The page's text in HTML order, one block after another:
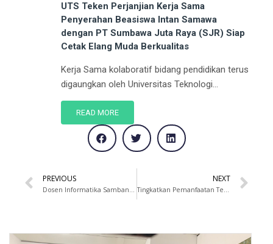
UTS Teken Perjanjian Kerja Sama
Penyerahan Beasiswa Intan Samawa
dengan PT Sumbawa Juta Raya (SJR) Siap
Cetak Elang Muda Berkualitas
Kerja Sama kolaboratif bidang pendidikan terus
digaungkan oleh Universitas Teknologi...
READ MORE
PREVIOUS
Dosen Informatika Sambangi SLB Negeri 1 Sumbawa Berikan Edukasi Bencana Alam
NEXT
Tingkatkan Pemanfaatan Teknologi, UTS Resmikan Laboratorium Digital